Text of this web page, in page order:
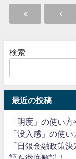
検索
最近の投稿
「明度」の使い
「没入感」の使
「日銀金融政策